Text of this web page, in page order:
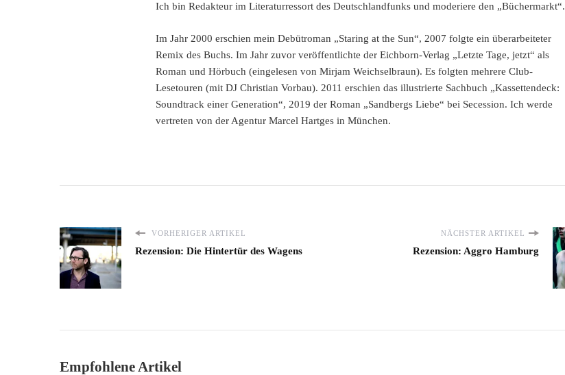
Ich bin Redakteur im Literaturressort des Deutschlandfunks und moderiere den „Büchermarkt“.
Im Jahr 2000 erschien mein Debütroman „Staring at the Sun“, 2007 folgte ein überarbeiteter
Remix des Buchs. Im Jahr zuvor veröffentlichte der Eichborn-Verlag „Letzte Tage, jetzt“ als
Roman und Hörbuch (eingelesen von Mirjam Weichselbraun). Es folgten mehrere Club-
Lesetouren (mit DJ Christian Vorbau). 2011 erschien das illustrierte Sachbuch „Kassettendeck:
Soundtrack einer Generation“, 2019 der Roman „Sandbergs Liebe“ bei Secession. Ich werde
vertreten von der Agentur Marcel Hartges in München.
VORHERIGER ARTIKEL
Rezension: Die Hintertür des Wagens
NÄCHSTER ARTIKEL
Rezension: Aggro Hamburg
Empfohlene Artikel